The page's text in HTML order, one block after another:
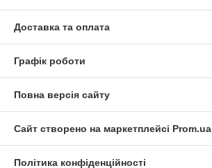
Доставка та оплата
Графік роботи
Повна версія сайту
Сайт створено на маркетплейсі Prom.ua
Політика конфіденційності